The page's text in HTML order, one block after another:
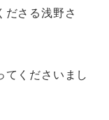
ださる浅野さ
てくださいまし